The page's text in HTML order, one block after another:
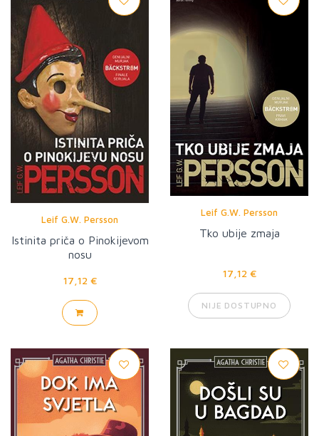
Leif G.W. Persson
Istinita priča o Pinokijevom
nosu
17,12 €
Leif G.W. Persson
Tko ubije zmaja
17,12 €
NIJE DOSTUPNO